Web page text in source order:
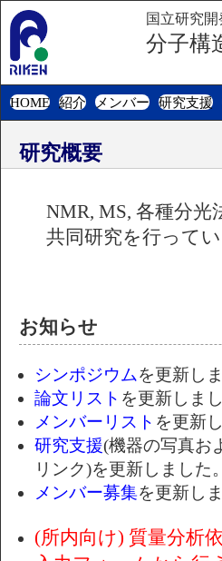
国立研究
分子構
HOME 紹介 メンバー 研究支援
研究概要
NMR, MS, 各種分
共同研究を行ってい
お知らせ
シンポジウムを更新し
論文リスト を更新しま
メンバーリスト を更新
研究支援(機器の写真お
リンク)を更新しました
メンバー募集を更新し
(所内向け) 質量分析